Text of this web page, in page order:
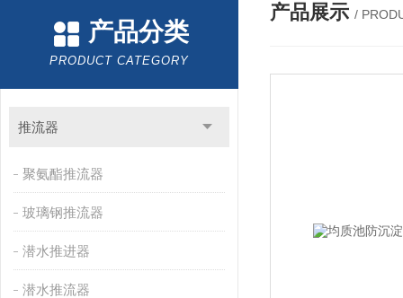
产品分类
PRODUCT CATEGORY
推流器
聚氨酯推流器
玻璃钢推流器
潜水推进器
潜水推流器
产品展示 /